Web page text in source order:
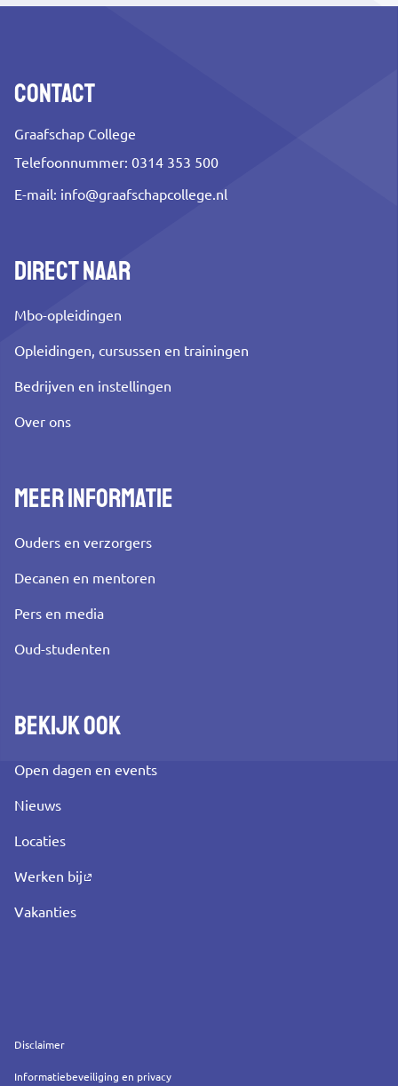
Contact
Graafschap College
Telefoonnummer: 0314 353 500
E-mail: info@graafschapcollege.nl
Direct naar
Mbo-opleidingen
Opleidingen, cursussen en trainingen
Bedrijven en instellingen
Over ons
Meer informatie
Ouders en verzorgers
Decanen en mentoren
Pers en media
Oud-studenten
Bekijk ook
Open dagen en events
Nieuws
Locaties
Werken bij
Vakanties
Service
Disclaimer
Informatiebeveiliging en privacy